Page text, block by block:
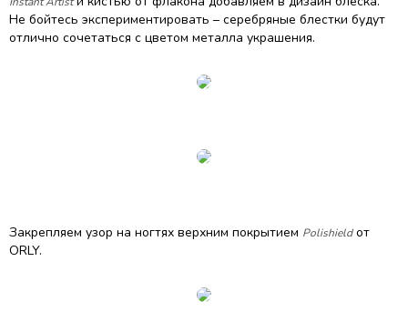
Не бойтесь экспериментировать – серебряные блестки будут
отлично сочетаться с цветом металла украшения.
Закрепляем узор на ногтях верхним покрытием Polishieldот
ORLY.